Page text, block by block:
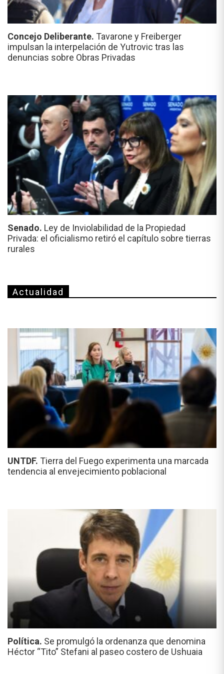
Concejo Deliberante. Tavarone y Freiberger
impulsan la interpelación de Yutrovic tras las
denuncias sobre Obras Privadas
Senado. Ley de Inviolabilidad de la Propiedad
Privada: el oficialismo retiró el capítulo sobre tierras
rurales
Actualidad
UNTDF. Tierra del Fuego experimenta una marcada
tendencia al envejecimiento poblacional
Política. Se promulgó la ordenanza que denomina
Héctor “Tito” Stefani al paseo costero de Ushuaia